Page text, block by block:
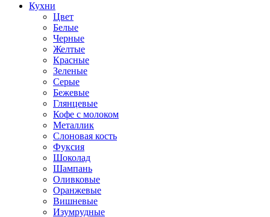
Кухни
Цвет
Белые
Черные
Желтые
Красные
Зеленые
Серые
Бежевые
Глянцевые
Кофе с молоком
Металлик
Слоновая кость
Фуксия
Шоколад
Шампань
Оливковые
Оранжевые
Вишневые
Изумрудные